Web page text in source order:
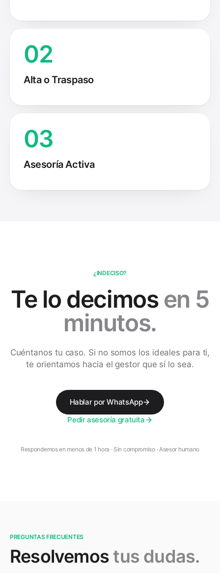
02
Alta o Traspaso
03
Asesoría Activa
¿INDECISO?
Te lo decimos en 5
minutos.
Cuéntanos tu caso. Si no somos los ideales para ti,
te orientamos hacia el gestor que sí lo sea.
Hablar por WhatsApp
Pedir asesoría gratuita
Respondemos en menos de 1 hora · Sin compromiso · Asesor humano
PREGUNTAS FRECUENTES
Resolvemos tus dudas.